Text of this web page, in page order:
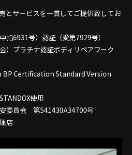
とサービスを一貫してご提供致してお
指6931号）認証（愛第7929号）
）プラチナ認証ボディリペアワーク
BP Certification Standard Version
使用
委員会 第541430A34700号
店